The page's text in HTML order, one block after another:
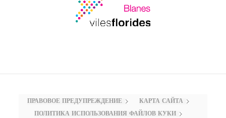
ПРАВОВОЕ ПРЕДУПРЕЖДЕНИЕ КАРТА САЙТА
ПОЛИТИКА ИСПОЛЬЗОВАНИЯ ФАЙЛОВ КУКИ